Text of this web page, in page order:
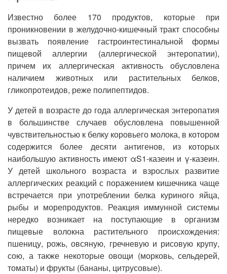
Известно более 170 продуктов, которые при
проникновении в желудочно-кишечный тракт способны
вызвать появление гастроинтестинальной формы
пищевой аллергии (аллергической энтеропатии),
причем их аллергическая активность обусловлена
наличием животных или растительных белков,
гликопротеидов, реже полипептидов.
У детей в возрасте до года аллергическая энтеропатия
в большинстве случаев обусловлена повышенной
чувствительностью к белку коровьего молока, в котором
содержится более десяти антигенов, из которых
наибольшую активность имеют αS1-казеин и γ-казеин.
У детей школьного возраста и взрослых развитие
аллергических реакций с поражением кишечника чаще
встречается при употреблении белка куриного яйца,
рыбы и морепродуктов. Реакция иммунной системы
нередко возникает на поступающие в организм
пищевые волокна растительного происхождения:
пшеницу, рожь, овсяную, гречневую и рисовую крупу,
сою, а также некоторые овощи (морковь, сельдерей,
томаты) и фрукты (бананы, цитрусовые).